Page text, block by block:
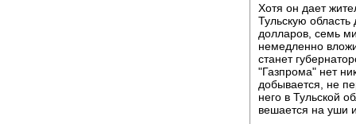
Хотя он дает
Тульскую
долларов, семь
немедленно
станет
"Газпрома" нет
добывается, не
него в Тульской
вешается на уши